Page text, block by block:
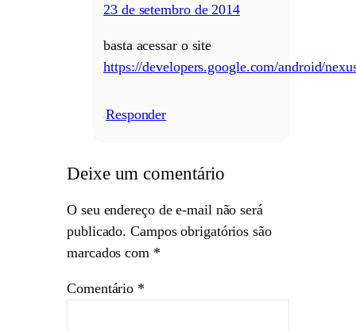
23 de setembro de 2014
basta acessar o site
https://developers.google.com/android/
Responder
Deixe um comentário
O seu endereço de e-mail não será
publicado. Campos obrigatórios são
marcados com *
Comentário *